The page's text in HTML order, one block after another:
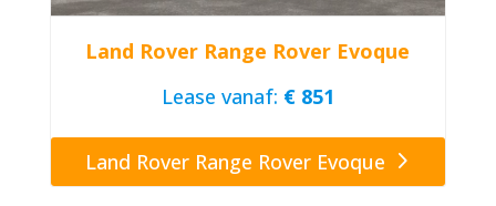
Land Rover Range Rover Evoque
Lease vanaf: € 851
Land Rover Range Rover Evoque